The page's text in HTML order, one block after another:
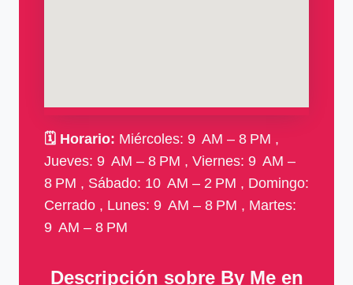
🗓 Horario: Miércoles: 9 AM – 8 PM ,
Jueves: 9 AM – 8 PM , Viernes: 9 AM –
8 PM , Sábado: 10 AM – 2 PM , Domingo:
Cerrado , Lunes: 9 AM – 8 PM , Martes:
9 AM – 8 PM
Descripción sobre By Me en